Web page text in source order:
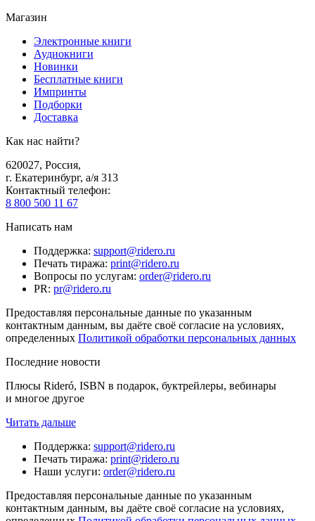
Магазин
Электронные книги
Аудиокниги
Новинки
Бесплатные книги
Импринты
Подборки
Доставка
Как нас найти?
620027, Россия,
г. Екатеринбург, а/я 313
Контактный телефон:
8 800 500 11 67
Написать нам
Поддержка: support@ridero.ru
Печать тиража: print@ridero.ru
Вопросы по услугам: order@ridero.ru
PR: pr@ridero.ru
Предоставляя персональные данные по указанным
контактным данным, вы даёте своё согласие на условиях,
определенных Политикой обработки персональных данных
Последние новости
Плюсы Rideró, ISBN в подарок, буктрейлеры, вебинары
и многое другое
Читать дальше
Поддержка: support@ridero.ru
Печать тиража: print@ridero.ru
Наши услуги: order@ridero.ru
Предоставляя персональные данные по указанным
контактным данным, вы даёте своё согласие на условиях,